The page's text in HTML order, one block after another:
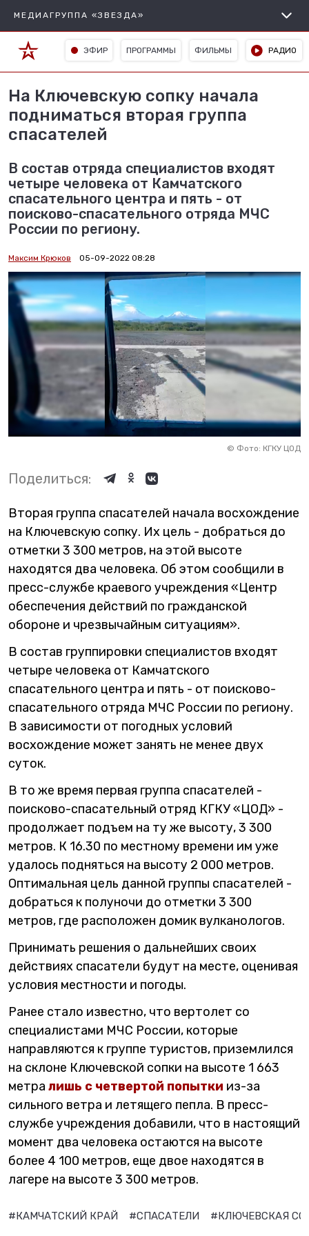
МЕДИАГРУППА «ЗВЕЗДА»
ЭФИР ПРОГРАММЫ ФИЛЬМЫ РАДИО
На Ключевскую сопку начала
подниматься вторая группа
спасателей
В состав отряда специалистов входят
четыре человека от Камчатского
спасательного центра и пять - от
поисково-спасательного отряда МЧС
России по региону.
Максим Крюков 05-09-2022 08:28
© Фото: КГКУ ЦОД
Поделиться:
Вторая группа спасателей начала восхождение
на Ключевскую сопку. Их цель - добраться до
отметки 3 300 метров, на этой высоте
находятся два человека. Об этом сообщили в
пресс-службе краевого учреждения «Центр
обеспечения действий по гражданской
обороне и чрезвычайным ситуациям».
В состав группировки специалистов входят
четыре человека от Камчатского
спасательного центра и пять - от поисково-
спасательного отряда МЧС России по региону.
В зависимости от погодных условий
восхождение может занять не менее двух
суток.
В то же время первая группа спасателей -
поисково-спасательный отряд КГКУ «ЦОД» -
продолжает подъем на ту же высоту, 3 300
метров. К 16.30 по местному времени им уже
удалось подняться на высоту 2 000 метров.
Оптимальная цель данной группы спасателей -
добраться к полуночи до отметки 3 300
метров, где расположен домик вулканологов.
Принимать решения о дальнейших своих
действиях спасатели будут на месте, оценивая
условия местности и погоды.
Ранее стало известно, что вертолет со
специалистами МЧС России, которые
направляются к группе туристов, приземлился
на склоне Ключевской сопки на высоте 1 663
метра лишь с четвертой попытки из-за
сильного ветра и летящего пепла. В пресс-
службе учреждения добавили, что в настоящий
момент два человека остаются на высоте
более 4 100 метров, еще двое находятся в
лагере на высоте 3 300 метров.
#КАМЧАТСКИЙ КРАЙ #СПАСАТЕЛИ #КЛЮЧЕВСКАЯ